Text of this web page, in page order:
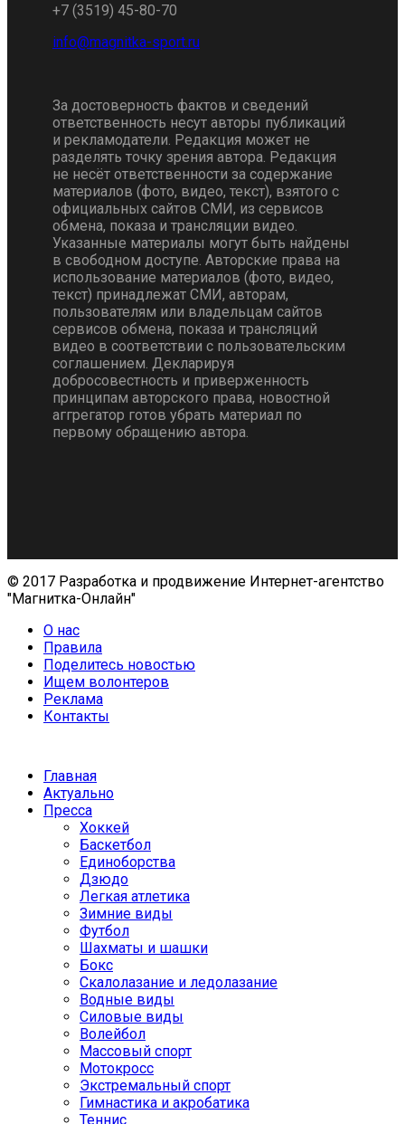
+7 (3519) 45-80-70
За достоверность фактов и сведений
ответственность несут авторы публикаций
и рекламодатели. Редакция может не
разделять точку зрения автора. Редакция
не несёт ответственности за содержание
материалов (фото, видео, текст), взятого с
официальных сайтов СМИ, из сервисов
обмена, показа и трансляции видео.
Указанные материалы могут быть найдены
в свободном доступе. Авторские права на
использование материалов (фото, видео,
текст) принадлежат СМИ, авторам,
пользователям или владельцам сайтов
сервисов обмена, показа и трансляций
видео в соответствии с пользовательским
соглашением. Декларируя
добросовестность и приверженность
принципам авторского права, новостной
аггрегатор готов убрать материал по
первому обращению автора.
© 2017 Разработка и продвижение Интернет-агентство
"Магнитка-Онлайн"
О нас
Правила
Поделитесь новостью
Ищем волонтеров
Реклама
Контакты
Главная
Актуально
Пресса
Хоккей
Баскетбол
Единоборства
Дзюдо
Легкая атлетика
Зимние виды
Футбол
Шахматы и шашки
Бокс
Скалолазание и ледолазание
Водные виды
Силовые виды
Волейбол
Массовый спорт
Мотокросс
Экстремальный спорт
Гимнастика и акробатика
Теннис